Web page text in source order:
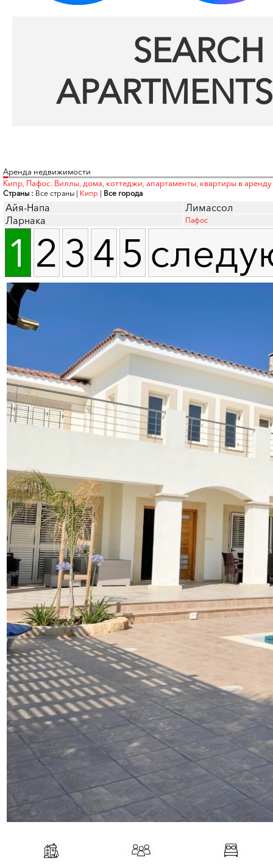
Аренда недвижимости
Кипр, Пафос. Виллы, дома, коттеджи, апартаменты, квартиры в
Страны : Все страны | Кипр | Все города
Айя-Напа
Лимассол
Ларнака
Пафос
1 2 3 45